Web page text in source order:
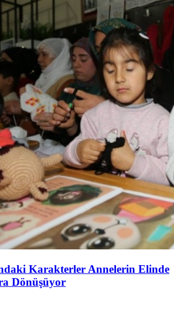
Karakterler Annelerin Elinde
Dönüşüyor